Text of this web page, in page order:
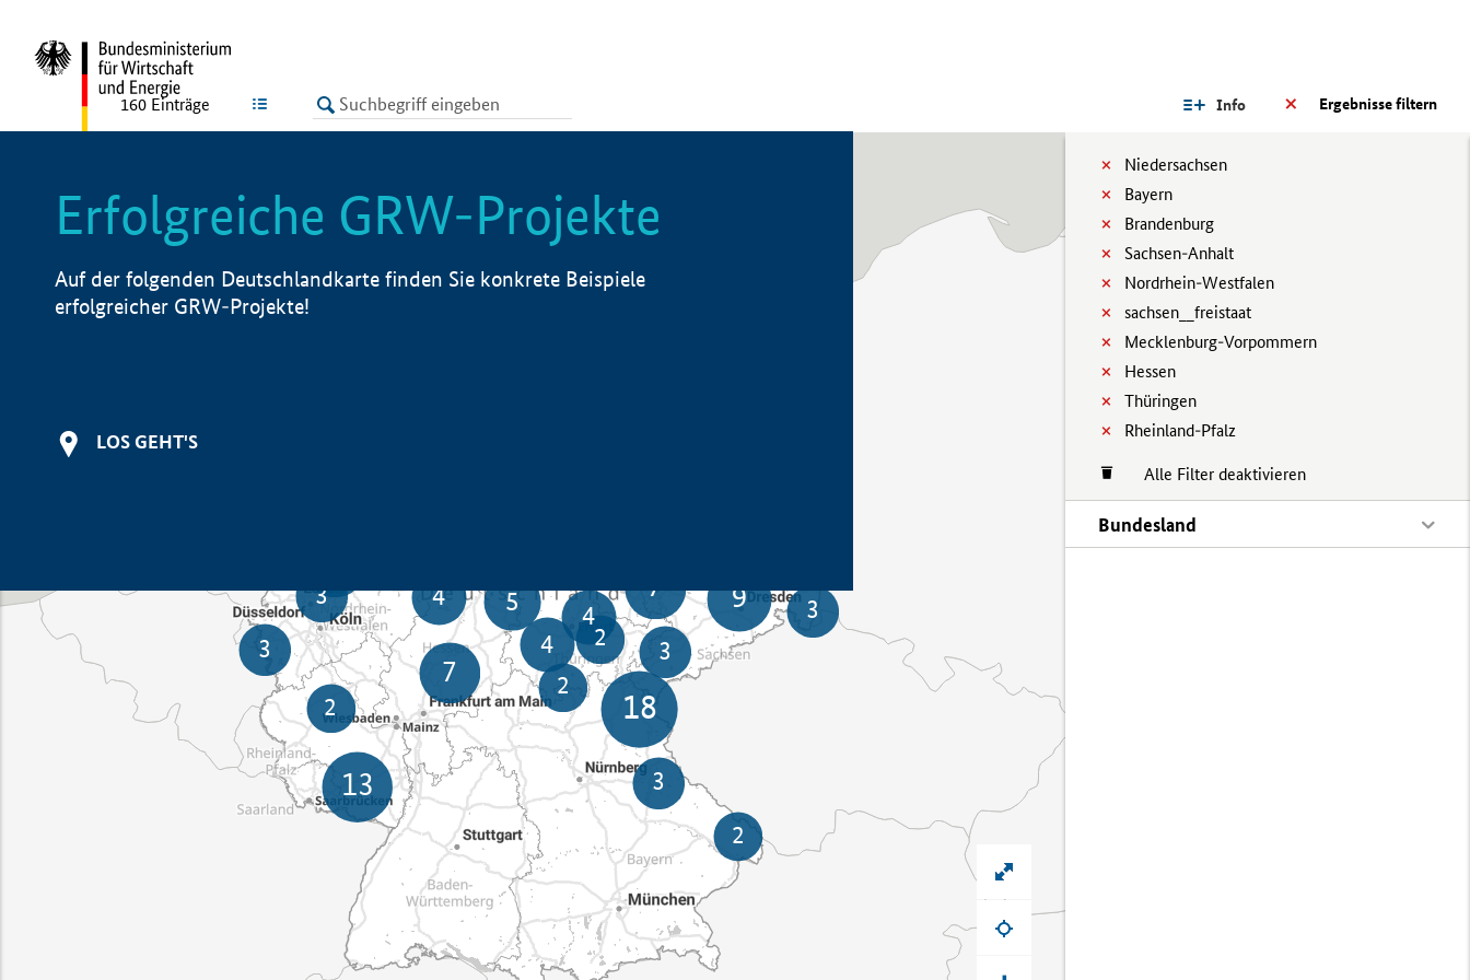
LISTE Ergebnisse filtern
Info
Niedersachsen
Bayern
Brandenburg
Sachsen-Anhalt
Nordrhein-Westfalen
sachsen__freistaat
Mecklenburg-Vorpommern
Hessen
Thüringen
Rheinland-Pfalz
Alle Filter deaktivieren
Bundesland
160 Einträge
Erfolgreiche GRW-Projekte
Auf der folgenden Deutschlandkarte finden Sie konkrete Beispiele
erfolgreicher GRW-Projekte!
LOS GEHT'S